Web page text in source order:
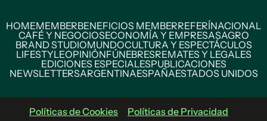
HOMEMEMBERBENEFICIOS MEMBERREFERÍNACIONAL
CAFÉ Y NEGOCIOSECONOMÍA Y EMPRESASAGRO
BRAND STUDIOMUNDOCULTURA Y ESPECTÁCULOS
LIFESTYLEOPINIÓNFÚNEBRESREMATES Y LEGALES
EDICIONES ESPECIALESPUBLICACIONES
NEWSLETTERSARGENTINAESPAÑAESTADOS UNIDOS
Políticas de Cookies Políticas de Privacidad